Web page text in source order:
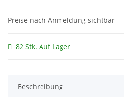
Preise nach Anmeldung sichtbar
82 Stk. Auf Lager
Beschreibung